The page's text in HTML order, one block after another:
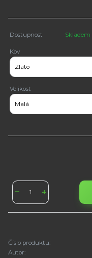
Dostupnost Skladem
Kov
Velikost
Číslo produktu:
Autor: